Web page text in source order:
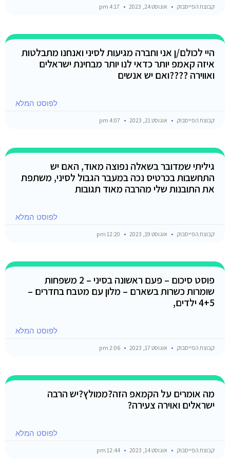
קבוצת הפייסבוק אוגוסט 24, 2023
היי לכולם/ן אני וחברה מגיעות לסיני ואנחנו מתבלטות
איזה קאמפ יותר כדאי לנו יותר מבחינת ישראלים
ואווירה ????️ואם יש אנשים
לפוסט המלא
קבוצת הפייסבוק אוגוסט 21, 2023
גיליתי שמדובר בשאלה נפוצה מאוד, האם יש
התחשבות בכרטיס נכה במעבר הגבול לסיני, משתפת
את התובנות שלי מהרבה מאוד תגובות
לפוסט המלא
קבוצת הפייסבוק אוגוסט 19, 2023
פוסט סיכום – פעם ראשונה בסיני – 2 משפחות
שומרות כשרות בשארם – מלון עם מטבח בחדרים –
4+5 ילדים,
לפוסט המלא
קבוצת הפייסבוק אוגוסט 17, 2023
מה אומרים על הקמאפ הזה?ממולץ?יש הרבה
ישראלים ואוירה צעירה?
לפוסט המלא
קבוצת הפייסבוק אוגוסט 14, 2023